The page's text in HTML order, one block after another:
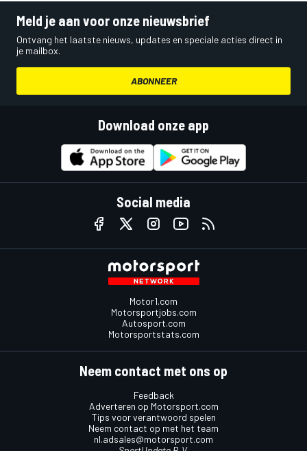
Meld je aan voor onze nieuwsbrief
Ontvang het laatste nieuws, updates en speciale acties direct in
je mailbox.
ABONNEER
Download onze app
Social media
Motor1.com
Motorsportjobs.com
Autosport.com
Motorsportstats.com
Neem contact met ons op
Feedback
Adverteren op Motorsport.com
Tips voor verantwoord spelen
Neem contact op met het team
nl.adsales@motorsport.com